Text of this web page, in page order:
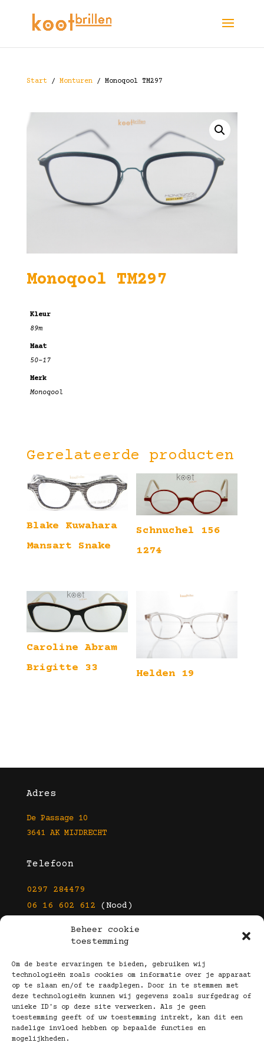
Beheer cookie
toestemming
Om de beste ervaringen te bieden, gebruiken wij
technologieën zoals cookies om informatie over je apparaat
op te slaan en/of te raadplegen. Door in te stemmen met
deze technologieën kunnen wij gegevens zoals surfgedrag of
unieke ID's op deze site verwerken. Als je geen
toestemming geeft of uw toestemming intrekt, kan dit een
nadelige invloed hebben op bepaalde functies en
mogelijkheden.
Start/ Monturen/ Monoqool TM297
Monoqool TM297
Kleur
89m
Maat
50-17
Merk
Monoqool
Gerelateerde producten
Blake Kuwahara
Mansart Snake
Schnuchel 156
1274
Caroline Abram
Brigitte 33
Helden 19
Adres
De Passage 10
3641 AK MIJDRECHT
Telefoon
0297 284479
06 16 602 612 (Nood)
info@kootbrillen.nl
Volg Ons!